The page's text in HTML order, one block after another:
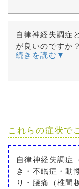
自律神経失調症
が良いのですか？
続きを読む▼
これらの症状で
自律神経失調症
き・不眠症・動
り・腰痛（椎間